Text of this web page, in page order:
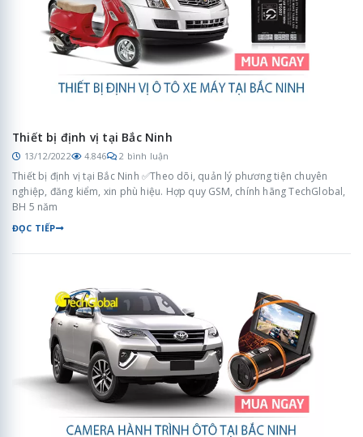
Thiết bị định vị tại Bắc Ninh
13/12/2022 4.846 2 bình luận
Thiết bị định vị tại Bắc Ninh ✅Theo dõi, quản lý phương tiện chuyên
nghiệp, đăng kiểm, xin phù hiệu. Hợp quy GSM, chính hãng TechGlobal,
BH 5 năm
ĐỌC TIẾP